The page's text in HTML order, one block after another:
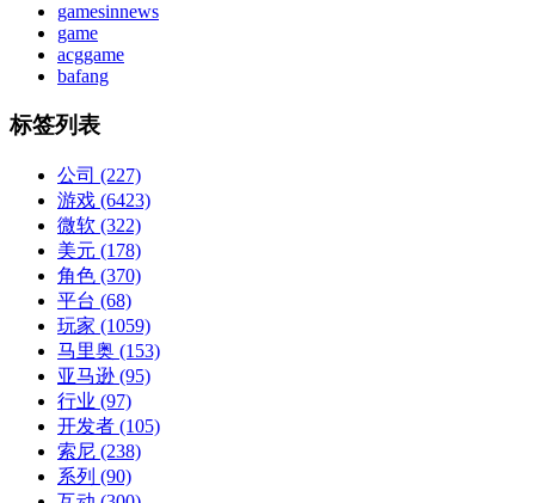
gamesinnews
game
acggame
bafang
标签列表
公司 (227)
游戏 (6423)
微软 (322)
美元 (178)
角色 (370)
平台 (68)
玩家 (1059)
马里奥 (153)
亚马逊 (95)
行业 (97)
开发者 (105)
索尼 (238)
系列 (90)